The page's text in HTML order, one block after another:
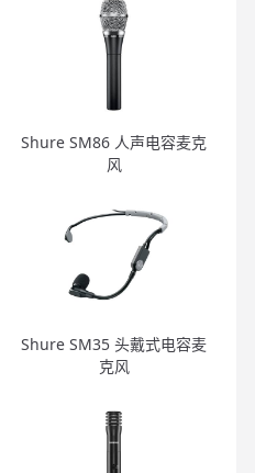
Shure SM86 人声电容麦克
风
Shure SM35 头戴式电容麦
克风